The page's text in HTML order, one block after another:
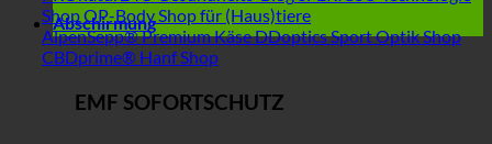
ShopOP-Body Shop für (Haus)tiere
AlpenSepp® Premium KäseDDoptics Sport Optik Shop
CBDprime® Hanf Shop
Abschirmung
EMF SOFORTSCHUTZ